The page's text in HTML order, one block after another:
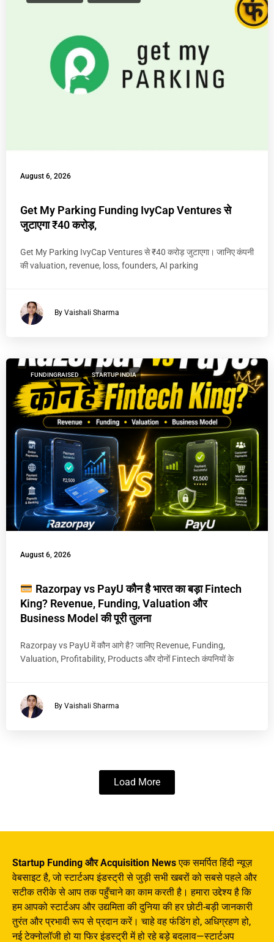
August 6, 2026
Get My Parking Funding IvyCap Ventures से
जुटाएगा ₹40 करोड़,
Get My Parking IvyCap Ventures से ₹40 करोड़ जुटाएगा। जानिए कंपनी
की valuation, revenue, loss, founders, AI parking
By Vaishali Sharma
FUNDINGRAISED STARTUP INDIA
August 6, 2026
Razorpay vs PayU कौन है भारत का बड़ा Fintech
King? Revenue, Funding, Valuation और
Business Model की पूरी तुलना
Razorpay vs PayU में कौन आगे है? जानिए Revenue, Funding,
Valuation, Profitability, Products और दोनों Fintech कंपनियों के
By Vaishali Sharma
Load More
Startup Funding और Acquisition Newsएक समर्पित हिंदी न्यूज़
वेबसाइट है, जो स्टार्टअप इंडस्ट्री से जुड़ी सभी खबरों को सबसे पहले और
सटीक तरीके से आप तक पहुँचाने का काम करती है। हमारा उद्देश्य है कि
हम आपको स्टार्टअप और उद्यमिता की दुनिया की हर छोटी-बड़ी जानकारी
तुरंत और प्रभावी रूप से प्रदान करें। चाहे वह फंडिंग हो, अधिग्रहण हो,
नई टेक्नोलॉजी हो या फिर इंडस्ट्री में हो रहे बड़े बदलाव—स्टार्टअप